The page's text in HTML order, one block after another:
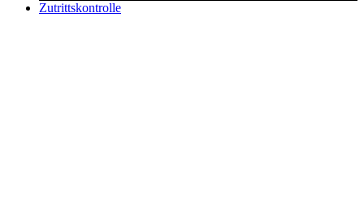
Zutrittskontrolle